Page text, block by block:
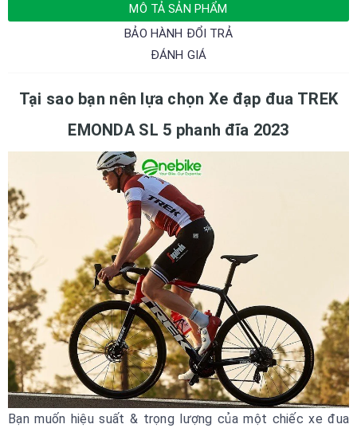
MÔ TẢ SẢN PHẨM
BẢO HÀNH ĐỔI TRẢ
ĐÁNH GIÁ
Tại sao bạn nên lựa chọn Xe đạp đua TREK
EMONDA SL 5 phanh đĩa 2023
Bạn muốn hiệu suất & trọng lượng của một chiếc xe đua